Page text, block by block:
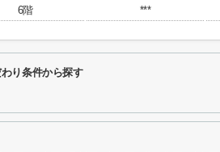
6階
***
り条件から探す